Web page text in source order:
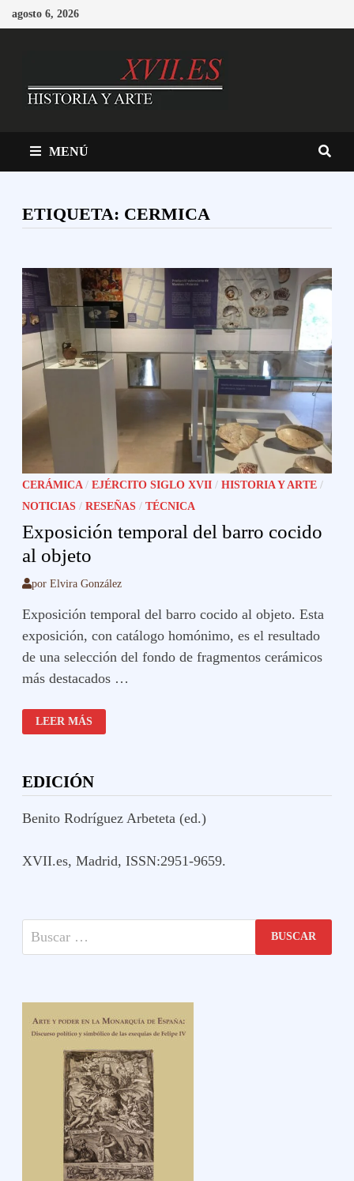
Saltar
al
agosto 6, 2026
MENÚ
ETIQUETA: CERMICA
CERÁMICA /EJÉRCITO SIGLO XVII /HISTORIA Y ARTE /
NOTICIAS /RESEÑAS /TÉCNICA
Exposición temporal del barro cocido
al objeto
porElvira González
Exposición temporal del barro cocido al objeto. Esta
exposición, con catálogo homónimo, es el resultado
de una selección del fondo de fragmentos cerámicos
más destacados …
EXPOSICIÓN
TEMPORAL
DEL
OBJETO
LEER MÁS
EDICIÓN
Benito Rodríguez Arbeteta (ed.)
XVII.es, Madrid, ISSN:2951-9659.
Buscar: